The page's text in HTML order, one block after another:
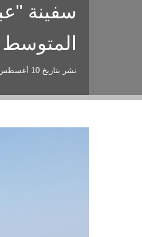
سفينة
المتوسط
نشر بتاريخ 10 أغسطس 2022